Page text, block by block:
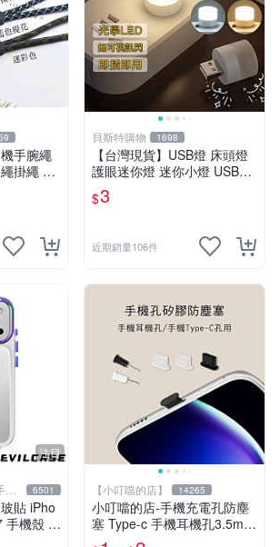
手腕繩
掛繩 手
吊牌掛
貝斯特購物 1698
【台灣現貨】USB燈 床頭燈
護眼迷你燈 迷你小燈 USB小
燈 宿舍燈 夜燈 USB夜燈 暖
光燈 白光燈 小夜燈
$3
近期銷量106件
注目
6501
貼 iPho
手機殼 軍
【小叮噹的店】 14265
小叮噹的店-手機充電孔防塵
塞 Type-c 手機耳機孔3.5mm
E75